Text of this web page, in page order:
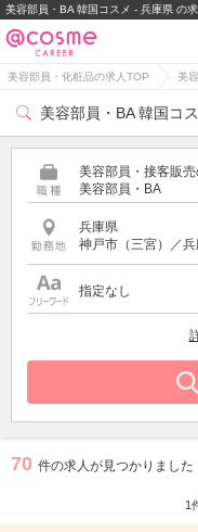
美容部員・BA 韓国コスメ - 兵庫県 の求
美容部員・化粧品の求人TOP 美
美容部員・BA 韓国コ
美容部員・接客販
美容部員・BA
兵庫県
神戸市（三宮）／
指定なし
70 件の求人が見つかりました
1